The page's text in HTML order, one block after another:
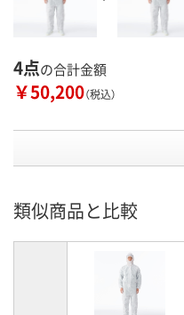
4点の合計金額
￥50,200（税込）
類似商品と比較